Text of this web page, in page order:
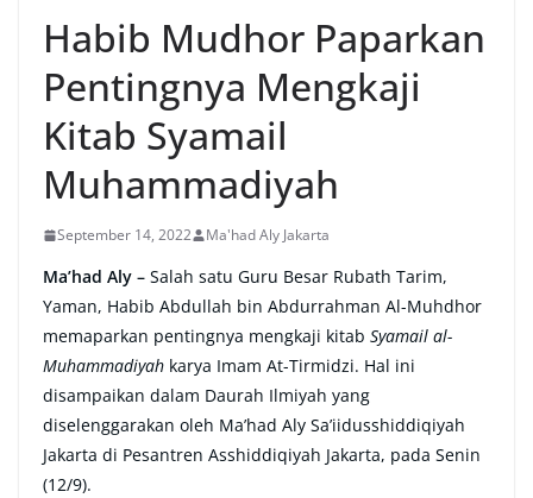
Habib Mudhor Paparkan
Pentingnya Mengkaji
Kitab Syamail
Muhammadiyah
September 14, 2022 Ma'had Aly Jakarta
Ma’had Aly – Salah satu Guru Besar Rubath Tarim,
Yaman, Habib Abdullah bin Abdurrahman Al-Muhdhor
memaparkan pentingnya mengkaji kitab Syamail al-
Muhammadiyah karya Imam At-Tirmidzi. Hal ini
disampaikan dalam Daurah Ilmiyah yang
diselenggarakan oleh Ma’had Aly Sa’iidusshiddiqiyah
Jakarta di Pesantren Asshiddiqiyah Jakarta, pada Senin
(12/9).